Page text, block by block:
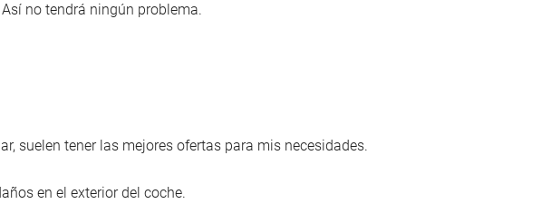
no tendrá ningún problema.
suelen tener las mejores ofertas para mis necesidades.
en el exterior del coche.